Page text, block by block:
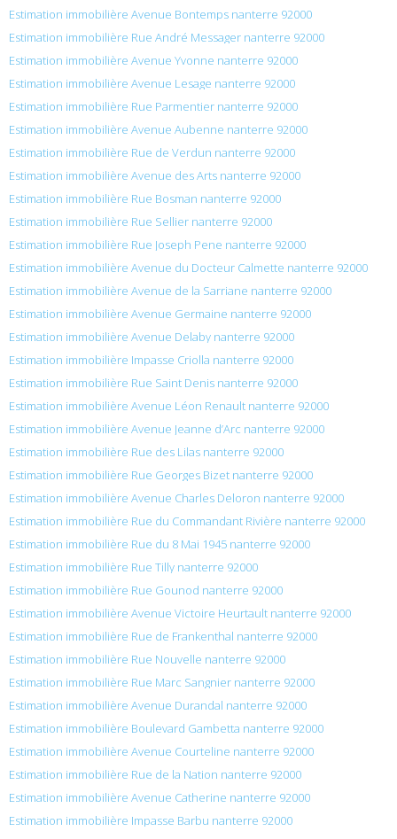
Estimation immobilière Avenue Bontemps nanterre 92000
Estimation immobilière Rue André Messager nanterre 92000
Estimation immobilière Avenue Yvonne nanterre 92000
Estimation immobilière Avenue Lesage nanterre 92000
Estimation immobilière Rue Parmentier nanterre 92000
Estimation immobilière Avenue Aubenne nanterre 92000
Estimation immobilière Rue de Verdun nanterre 92000
Estimation immobilière Avenue des Arts nanterre 92000
Estimation immobilière Rue Bosman nanterre 92000
Estimation immobilière Rue Sellier nanterre 92000
Estimation immobilière Rue Joseph Pene nanterre 92000
Estimation immobilière Avenue du Docteur Calmette nanterre 92000
Estimation immobilière Avenue de la Sarriane nanterre 92000
Estimation immobilière Avenue Germaine nanterre 92000
Estimation immobilière Avenue Delaby nanterre 92000
Estimation immobilière Impasse Criolla nanterre 92000
Estimation immobilière Rue Saint Denis nanterre 92000
Estimation immobilière Avenue Léon Renault nanterre 92000
Estimation immobilière Avenue Jeanne d’Arc nanterre 92000
Estimation immobilière Rue des Lilas nanterre 92000
Estimation immobilière Rue Georges Bizet nanterre 92000
Estimation immobilière Avenue Charles Deloron nanterre 92000
Estimation immobilière Rue du Commandant Rivière nanterre 92000
Estimation immobilière Rue du 8 Mai 1945 nanterre 92000
Estimation immobilière Rue Tilly nanterre 92000
Estimation immobilière Rue Gounod nanterre 92000
Estimation immobilière Avenue Victoire Heurtault nanterre 92000
Estimation immobilière Rue de Frankenthal nanterre 92000
Estimation immobilière Rue Nouvelle nanterre 92000
Estimation immobilière Rue Marc Sangnier nanterre 92000
Estimation immobilière Avenue Durandal nanterre 92000
Estimation immobilière Boulevard Gambetta nanterre 92000
Estimation immobilière Avenue Courteline nanterre 92000
Estimation immobilière Rue de la Nation nanterre 92000
Estimation immobilière Avenue Catherine nanterre 92000
Estimation immobilière Impasse Barbu nanterre 92000